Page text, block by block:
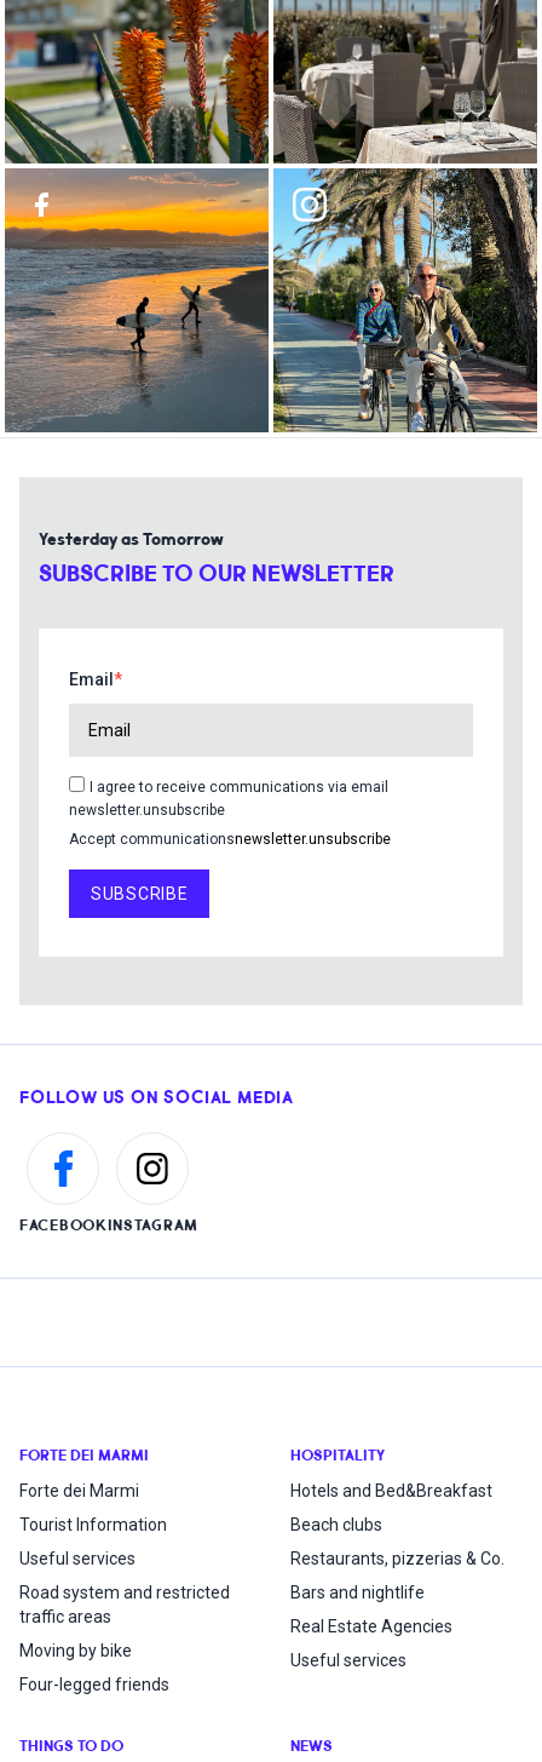
Yesterday as Tomorrow
SUBSCRIBE TO OUR NEWSLETTER
Email
I agree to receive communications via email
newsletter.unsubscribe
Accept communicationsnewsletter.unsubscribe
SUBSCRIBE
FOLLOW US ON SOCIAL MEDIA
FACEBOOKINSTAGRAM
FORTE DEI MARMI
Forte dei Marmi
Tourist Information
Useful services
Road system and restricted
traffic areas
Moving by bike
Four-legged friends
HOSPITALITY
Hotels and Bed&Breakfast
Beach clubs
Restaurants, pizzerias & Co.
Bars and nightlife
Real Estate Agencies
Useful services
THINGS TO DO NEWS